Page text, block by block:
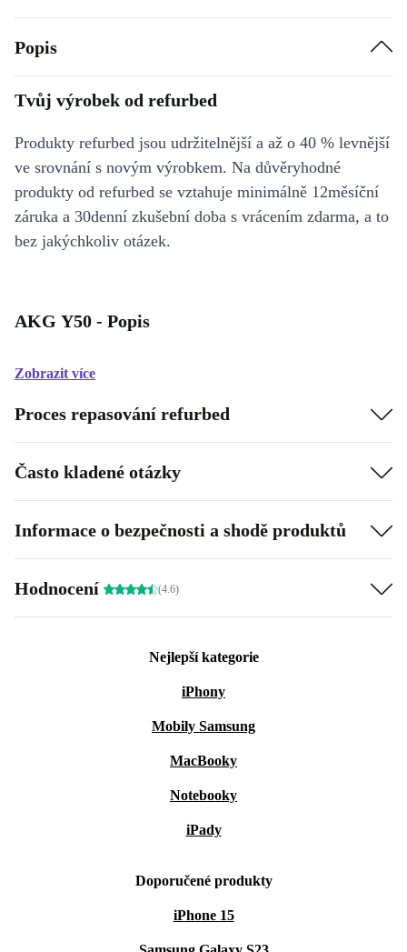
Popis
Tvůj výrobek od refurbed
Produkty refurbed jsou udržitelnější a až o 40 % levnější
ve srovnání s novým výrobkem. Na důvěryhodné
produkty od refurbed se vztahuje minimálně 12měsíční
záruka a 30denní zkušební doba s vrácením zdarma, a to
bez jakýchkoliv otázek.
AKG Y50 - Popis
Zobrazit více
Proces repasování refurbed
Často kladené otázky
Informace o bezpečnosti a shodě produktů
Hodnocení (4.6)
Nejlepší kategorie
iPhony
Mobily Samsung
MacBooky
Notebooky
iPady
Doporučené produkty
iPhone 15